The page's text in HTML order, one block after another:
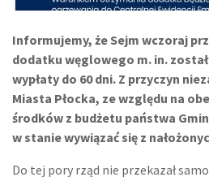
Informujemy, że Sejm wczoraj
dodatku węglowego m. in. został
wypłaty do 60 dni. Z przyczyn
Miasta Płocka, ze względu na
środków z budżetu państwa
w stanie wywiązać się z
Do tej pory rząd nie przekazał